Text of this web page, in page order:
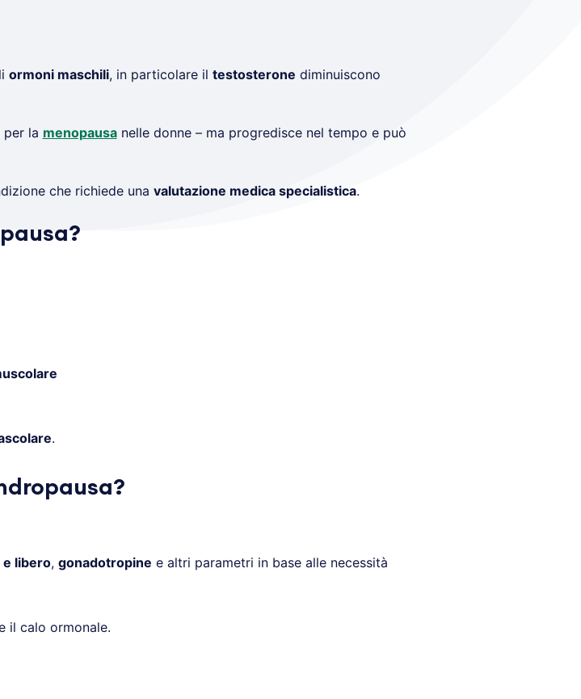
ormoni maschili, in particolare il testosterone diminuiscono
per la menopausanelle donne – ma progredisce nel tempo e può
che richiede una valutazione medica specialistica.
.
libero, gonadotropine e altri parametri in base alle necessità
il calo ormonale.